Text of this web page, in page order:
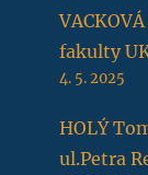
fakulty
4. 5. 2025
HOLÝ
ul.Petra